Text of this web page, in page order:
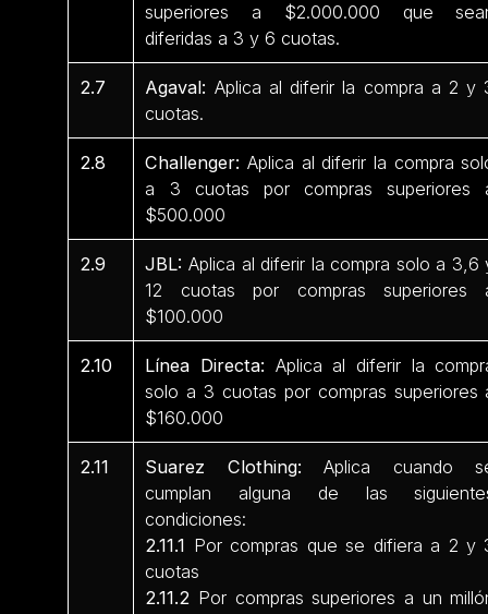
superiores a $2.000.000 que
diferidas a 3 y 6 cuotas.
2.7 Agaval: Aplica al diferir la compra a 2 y
cuotas.
2.8 Challenger:Aplica al diferir la compra
a 3 cuotas por compras superiores
$500.000
2.9 JBL: Aplica al diferir la compra solo a 3,6
12 cuotas por compras superiores
$100.000
2.10 Línea Directa: Aplica al diferir la
solo a 3 cuotas por compras superiores
$160.000
2.11 Suarez Clothing:Aplica cuando
cumplan alguna de las
condiciones:
2.11.1 Por compras que se difiera a 2 y
cuotas
2.11.2 Por compras superiores a un